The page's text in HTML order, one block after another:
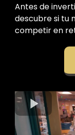
Antes de
descubre si tu
competir en